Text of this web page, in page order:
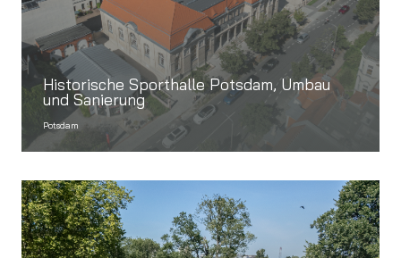
Historische Sporthalle Potsdam, Umbau
und Sanierung
Potsdam